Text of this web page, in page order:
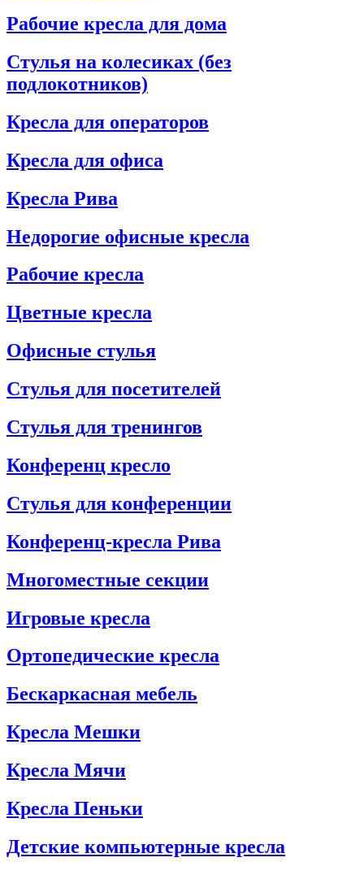
Рабочие кресла для дома
Стулья на колесиках (без
подлокотников)
Кресла для операторов
Кресла для офиса
Кресла Рива
Недорогие офисные кресла
Рабочие кресла
Цветные кресла
Офисные стулья
Стулья для посетителей
Стулья для тренингов
Конференц кресло
Стулья для конференции
Конференц-кресла Рива
Многоместные секции
Игровые кресла
Ортопедические кресла
Бескаркасная мебель
Кресла Мешки
Кресла Мячи
Кресла Пеньки
Детские компьютерные кресла